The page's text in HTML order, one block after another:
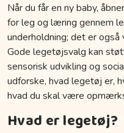
Når du får en ny baby,
for leg og læring gennem
underholdning; det er
Gode legetøjsvalg kan
sensorisk udvikling og
udforske, hvad legetøj er,
hvad du skal være
Hvad er legetøj?